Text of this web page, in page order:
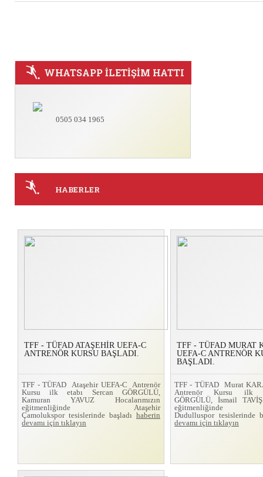
WHATSAPP İLETİŞİM HATTI
0505 034 1965
HABERLER
TFF - TÜFAD ATAŞEHİR UEFA-C
ANTRENÖR KURSU BAŞLADI.
TFF - TÜFAD Ataşehir UEFA-C Antrenör
Kursu ilk etabı Sercan GÖRGÜLÜ,
Kamuran YAVUZ Hocalarımızın
eğitmenliğinde Ataşehir
Çamolukspor tesislerinde başladı haberin
devamı için tıklayın
TFF - TÜFAD MURAT
UEFA-C ANTRENÖR
BAŞLADI.
TFF - TÜFAD Murat
Antrenör Kursu ilk
GÖRGÜLÜ, İsmail TAVİŞ
eğitmenliğinde
Dudulluspor tesislerinde
devamı için tıklayın